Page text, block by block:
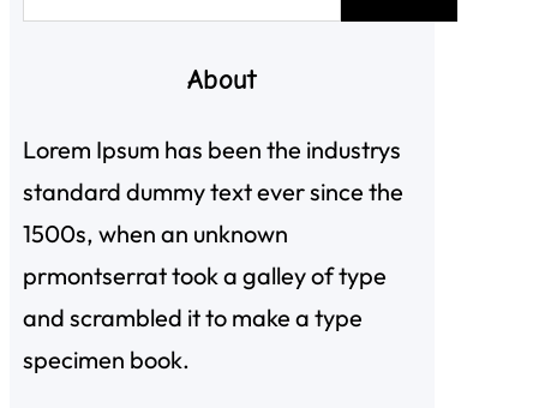
尋
About
Lorem Ipsum has been the industrys
standard dummy text ever since the
1500s, when an unknown
prmontserrat took a galley of type
and scrambled it to make a type
specimen book.